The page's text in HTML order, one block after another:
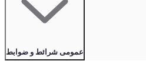
عمومی شرائط و ضوابط